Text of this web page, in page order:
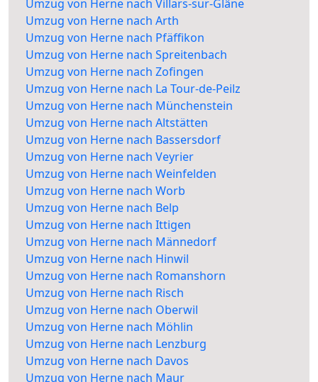
Umzug von Herne nach Villars-sur-Glâne
Umzug von Herne nach Arth
Umzug von Herne nach Pfäffikon
Umzug von Herne nach Spreitenbach
Umzug von Herne nach Zofingen
Umzug von Herne nach La Tour-de-Peilz
Umzug von Herne nach Münchenstein
Umzug von Herne nach Altstätten
Umzug von Herne nach Bassersdorf
Umzug von Herne nach Veyrier
Umzug von Herne nach Weinfelden
Umzug von Herne nach Worb
Umzug von Herne nach Belp
Umzug von Herne nach Ittigen
Umzug von Herne nach Männedorf
Umzug von Herne nach Hinwil
Umzug von Herne nach Romanshorn
Umzug von Herne nach Risch
Umzug von Herne nach Oberwil
Umzug von Herne nach Möhlin
Umzug von Herne nach Lenzburg
Umzug von Herne nach Davos
Umzug von Herne nach Maur